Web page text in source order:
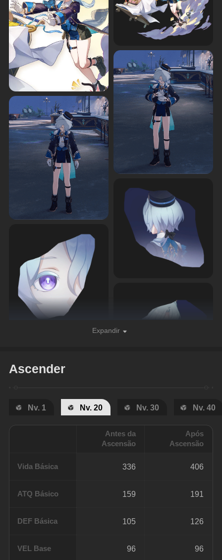
Expandir
Ascender
Nv. 1 Nv. 20 Nv. 30 Nv. 40
Antes da
Ascensão
Após
Ascensão
Vida Básica 336 406
ATQ Básico 159 191
DEF Básica 105 126
VEL Base 96 96